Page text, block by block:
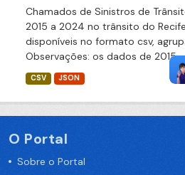
Chamados de Sinistros de
2015 a 2024 no trânsito do
disponíveis no formato csv,
Observações: os dados de 2015...
CSV JSON
O Portal
Sobre o Portal